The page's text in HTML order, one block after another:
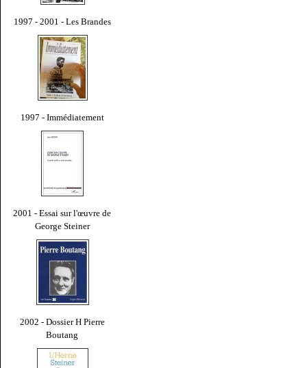
1997 - 2001 - Les Brandes
1997 - Immédiatement
2001 - Essai sur l'œuvre de
George Steiner
2002 - Dossier H Pierre
Boutang